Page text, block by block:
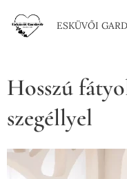
ESKÜVŐI
Hosszú
szegéllyel